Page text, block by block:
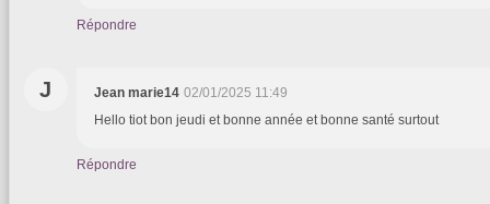
Répondre
J Jean marie14 02/01/2025 11:49
Hello tiot bon jeudi et bonne année et bonne santé surtout
Répondre